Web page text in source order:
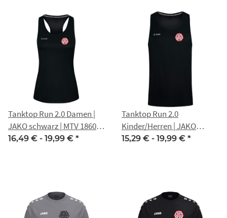
Tanktop Run 2.0 Damen |
JAKO schwarz | MTV 1860
Erfurt
16,49 € - 19,99 € *
Tanktop Run 2.0
Kinder/Herren | JAKO
schwarz | MTV 1860 Erfurt
15,29 € - 19,99 € *